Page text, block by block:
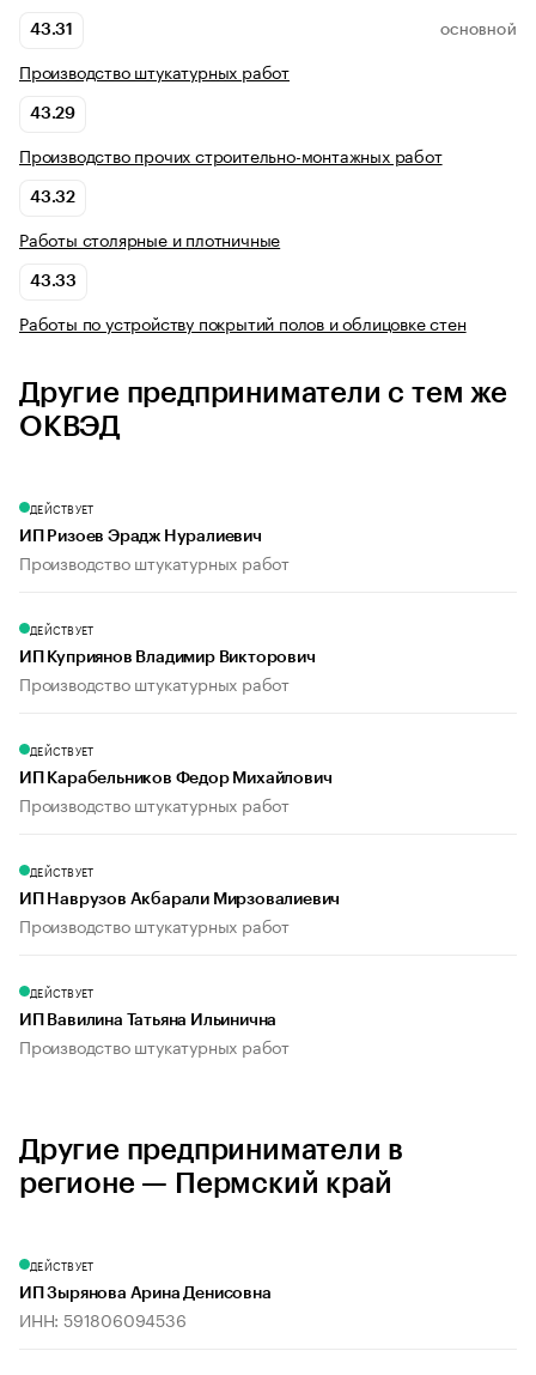
43.31 ОСНОВНОЙ
Производство штукатурных работ
43.29
Производство прочих строительно-монтажных работ
43.32
Работы столярные и плотничные
43.33
Работы по устройству покрытий полов и облицовке стен
Другие предприниматели с тем же
ОКВЭД
ДЕЙСТВУЕТ
ИП Ризоев Эрадж Нуралиевич
Производство штукатурных работ
ДЕЙСТВУЕТ
ИП Куприянов Владимир Викторович
Производство штукатурных работ
ДЕЙСТВУЕТ
ИП Карабельников Федор Михайлович
Производство штукатурных работ
ДЕЙСТВУЕТ
ИП Наврузов Акбарали Мирзовалиевич
Производство штукатурных работ
ДЕЙСТВУЕТ
ИП Вавилина Татьяна Ильинична
Производство штукатурных работ
Другие предприниматели в
регионе — Пермский край
ДЕЙСТВУЕТ
ИП Зырянова Арина Денисовна
ИНН: 591806094536